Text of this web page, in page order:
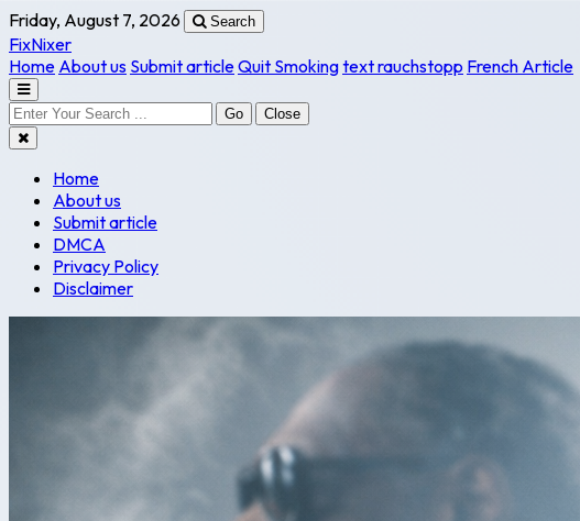
Friday, August 7, 2026 Search
FixNixer
Home About us Submit articleQuit Smokingtext rauchstopp French Article
Go Close
Home
About us
Submit article
DMCA
Privacy Policy
Disclaimer